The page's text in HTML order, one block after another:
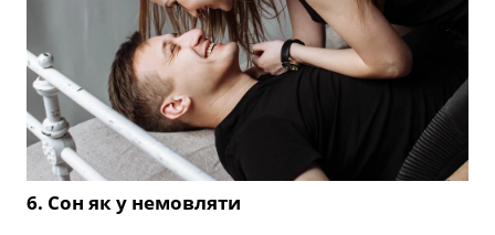
6. Сон як у немовляти